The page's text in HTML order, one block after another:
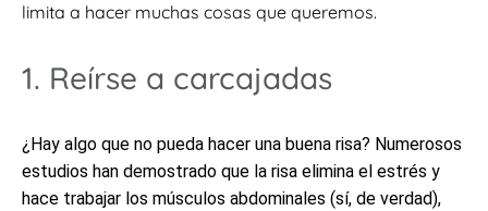
limita a hacer muchas cosas que queremos.
1. Reírse a carcajadas
¿Hay algo que no pueda hacer una buena risa? Numerosos
estudios han demostrado que la risa elimina el estrés y
hace trabajar los músculos abdominales (sí, de verdad),